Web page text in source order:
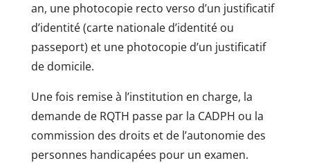
an, une photocopie recto verso d’un justificatif
d’identité (carte nationale d’identité ou
passeport) et une photocopie d’un justificatif
de domicile.
Une fois remise à l’institution en charge, la
demande de RQTH passe par la CADPH ou la
commission des droits et de l’autonomie des
personnes handicapées pour un examen.